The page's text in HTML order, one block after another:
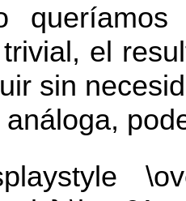
el
sin
análoga,